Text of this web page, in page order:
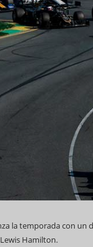
la temporada con un
Hamilton.